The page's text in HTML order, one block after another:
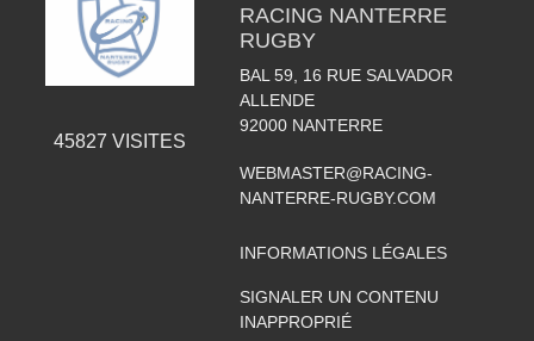
45827 VISITES
RACING NANTERRE
RUGBY
BAL 59, 16 RUE SALVADOR
ALLENDE
92000 NANTERRE
WEBMASTER@RACING-
NANTERRE-RUGBY.COM
INFORMATIONS LÉGALES
SIGNALER UN CONTENU
INAPPROPRIÉ